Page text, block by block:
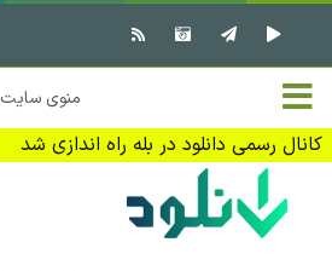
خانه
تماس با ما
تبلیغات
منوی سایت
کانال رسمی دانلود در بله راه اندازی شد
✖ بستن منو
نرم افزار کامپیوتر
بازی کامپیوتر